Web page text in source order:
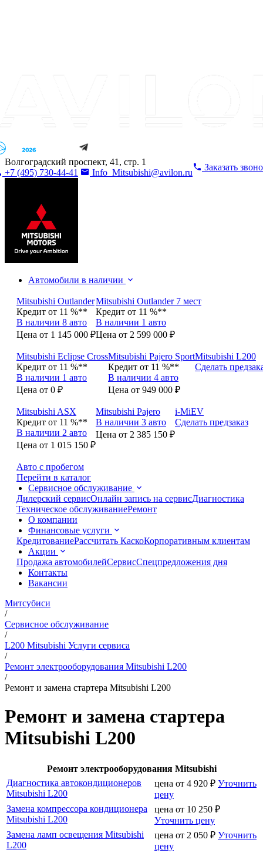
Волгоградский проспект, 41, стр. 1
+7 (495) 730-44-41
Info_Mitsubishi@avilon.ru
Заказать
Автомобили в наличии
Mitsubishi Outlander
Кредит от 11 %**
В наличии 8 авто
Цена от 1 145 000 ₽
Mitsubishi Outlander 7 мест
Кредит от 11 %**
В наличии 1 авто
Цена от 2 599 000 ₽
Mitsubishi Eclipse Cross
Кредит от 11 %**
В наличии 1 авто
Цена от 0 ₽
Mitsubishi Pajero Sport
Кредит от 11 %**
В наличии 4 авто
Цена от 949 000 ₽
Mitsubishi L200
Сделать
Mitsubishi ASX
Кредит от 11 %**
В наличии 2 авто
Цена от 1 015 150 ₽
Mitsubishi Pajero
В наличии 3 авто
Цена от 2 385 150 ₽
i-MiEV
Сделать предзаказ
Авто с пробегом
Перейти в каталог
Сервисное обслуживание
Дилерский сервисОнлайн запись на сервисДиагностика
Техническое обслуживаниеРемонт
О компании
Финансовые услуги
КредитованиеРассчитать КаскоКорпоративным клиентам
Акции
Продажа автомобилейСервисСпецпредложения дня
Контакты
Вакансии
Митсубиси
/
Сервисное обслуживание
/
L200 Mitsubishi Услуги сервиса
/
Ремонт электрооборудования Mitsubishi L200
/
Ремонт и замена стартера Mitsubishi L200
Ремонт и замена стартера
Mitsubishi L200
Ремонт электрооборудования Mitsubishi
Диагностика автокондиционеров
Mitsubishi L200
цена от 4 920 ₽ Уточнить
цену
Замена компрессора кондиционера
Mitsubishi L200
цена от 10 250 ₽
Уточнить цену
Замена ламп освещения Mitsubishi
L200
цена от 2 050 ₽ Уточнить
цену